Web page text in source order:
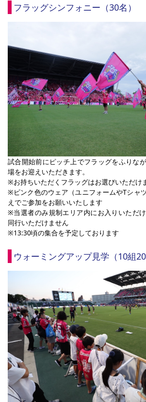
フラッグシンフォニー（30名）
試合開始前にピッチ上でフラッグをふりな
場をお迎えいただきます。
※お持ちいただくフラッグはお選びいただけ
※ピンク色のウェア（ユニフォームやTシャ
えでご参加をお願いいたします
※当選者のみ規制エリア内にお入りいただ
同行いただけません
※13:30頃の集合を予定しております
ウォーミングアップ見学（10組20